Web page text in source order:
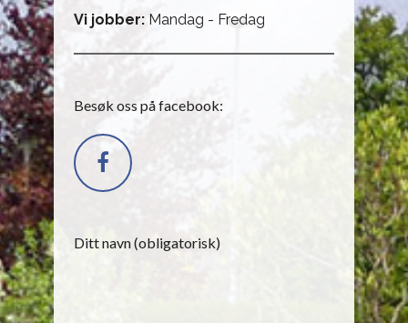
Vi jobber: Mandag - Fredag
Besøk oss på facebook:
Ditt navn (obligatorisk)